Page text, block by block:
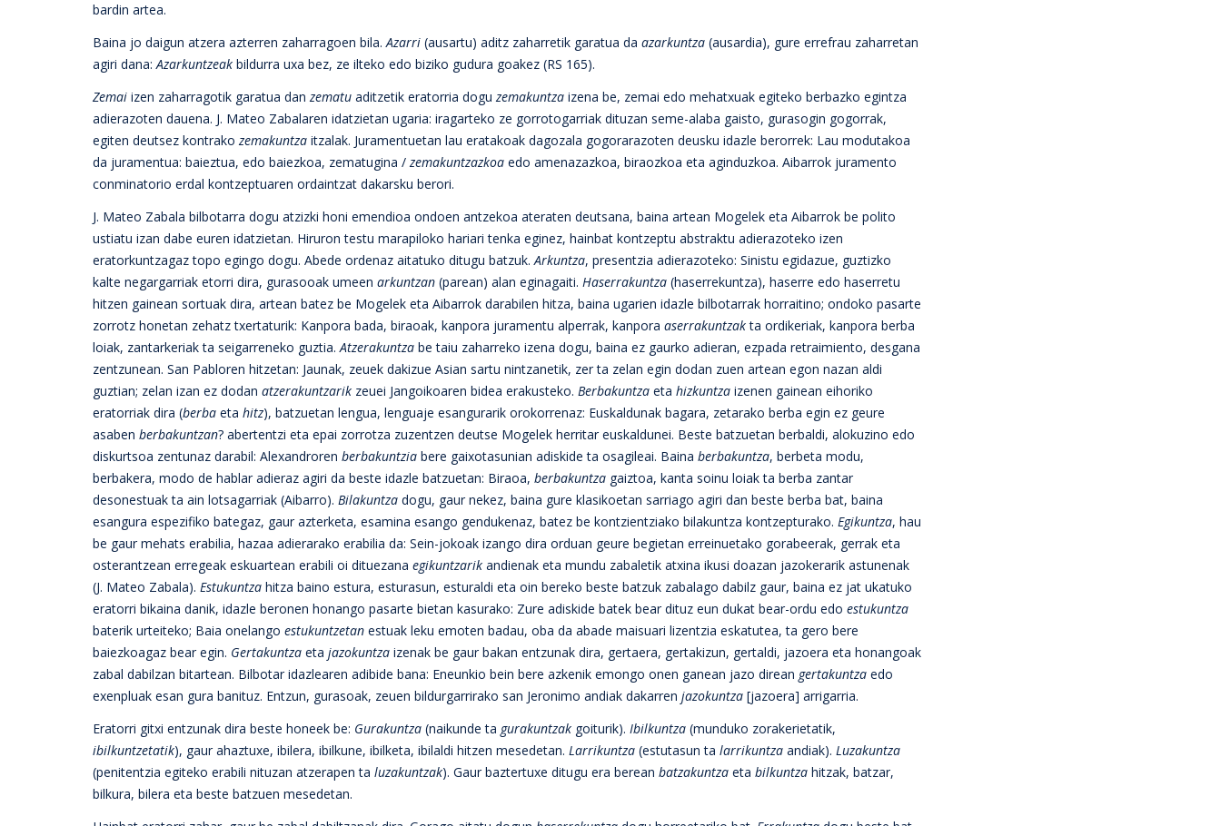
bardin artea.
Baina jo daigun atzera azterren zaharragoen bila.Azarri (ausartu) aditz zaharretik garatua da azarkuntza (ausardia), gure errefrau zaharretan
agiri dana:Azarkuntzeak bildurra uxa bez, ze ilteko edo biziko gudura goakez (RS 165).
Zemai izen zaharragotik garatua danzematu aditzetik eratorria doguzemakuntza izena be, zemai edo mehatxuak egiteko berbazko egintza
adierazoten dauena. J. Mateo Zabalaren idatzietan ugaria: iragarteko ze gorrotogarriak dituzan seme-alaba gaisto, gurasogin gogorrak,
egiten deutsez kontrakozemakuntza itzalak. Juramentuetan lau eratakoak dagozala gogorarazoten deusku idazle berorrek: Lau modutakoa
da juramentua: baieztua, edo baiezkoa, zematugina /zemakuntzazkoa edo amenazazkoa, biraozkoa eta aginduzkoa. Aibarrok juramento
conminatorio erdal kontzeptuaren ordaintzat dakarsku berori.
J. Mateo Zabala bilbotarra dogu atzizki honi emendioa ondoen antzekoa ateraten deutsana, baina artean Mogelek eta Aibarrok be polito
ustiatu izan dabe euren idatzietan. Hiruron testu marapiloko hariari tenka eginez, hainbat kontzeptu abstraktu adierazoteko izen
eratorkuntzagaz topo egingo dogu. Abede ordenaz aitatuko ditugu batzuk.Arkuntza, presentzia adierazoteko: Sinistu egidazue, guztizko
kalte negargarriak etorri dira, gurasooak umeen arkuntzan (parean) alan eginagaiti. Haserrakuntza (haserrekuntza), haserre edo haserretu
hitzen gainean sortuak dira, artean batez be Mogelek eta Aibarrok darabilen hitza, baina ugarien idazle bilbotarrak horraitino; ondoko pasarte
zorrotz honetan zehatz txertaturik: Kanpora bada, biraoak, kanpora juramentu alperrak, kanpora aserrakuntzakta ordikeriak, kanpora berba
loiak, zantarkeriak ta seigarreneko guztia.Atzerakuntza be taiu zaharreko izena dogu, baina ez gaurko adieran, ezpada retraimiento, desgana
zentzunean. San Pabloren hitzetan: Jaunak, zeuek dakizue Asian sartu nintzanetik, zer ta zelan egin dodan zuen artean egon nazan aldi
guztian; zelan izan ez dodan atzerakuntzarik zeuei Jangoikoaren bidea erakusteko. Berbakuntza eta hizkuntza izenen gainean eihoriko
eratorriak dira (berba eta hitz), batzuetan lengua, lenguaje esangurarik orokorrenaz: Euskaldunak bagara, zetarako berba egin ez geure
asaben berbakuntzan? abertentzi eta epai zorrotza zuzentzen deutse Mogelek herritar euskaldunei. Beste batzuetan berbaldi, alokuzino edo
diskurtsoa zentunaz darabil: Alexandroren berbakuntzia bere gaixotasunian adiskide ta osagileai. Baina berbakuntza, berbeta modu,
berbakera, modo de hablar adieraz agiri da beste idazle batzuetan: Biraoa, berbakuntza gaiztoa, kanta soinu loiak ta berba zantar
desonestuak ta ain lotsagarriak (Aibarro). Bilakuntza dogu, gaur nekez, baina gure klasikoetan sarriago agiri dan beste berba bat, baina
esangura espezifiko bategaz, gaur azterketa, esamina esango gendukenaz, batez be kontzientziako bilakuntza kontzepturako. Egikuntza, hau
be gaur mehats erabilia, hazaa adierarako erabilia da: Sein-jokoak izango dira orduan geure begietan erreinuetako gorabeerak, gerrak eta
osterantzean erregeak eskuartean erabili oi dituezana egikuntzarik andienak eta mundu zabaletik atxina ikusi doazan jazokerarik astunenak
(J. Mateo Zabala). Estukuntza hitza baino estura, esturasun, esturaldi eta oin bereko beste batzuk zabalago dabilz gaur, baina ez jat ukatuko
eratorri bikaina danik, idazle beronen honango pasarte bietan kasurako: Zure adiskide batek bear dituz eun dukat bear-ordu edo estukuntza
baterik urteiteko; Baia onelango estukuntzetan estuak leku emoten badau, oba da abade maisuari lizentzia eskatutea, ta gero bere
baiezkoagaz bear egin. Gertakuntza eta jazokuntza izenak be gaur bakan entzunak dira, gertaera, gertakizun, gertaldi, jazoera eta honangoak
zabal dabilzan bitartean. Bilbotar idazlearen adibide bana: Eneunkio bein bere azkenik emongo onen ganean jazo direan gertakuntza edo
exenpluak esan gura banituz. Entzun, gurasoak, zeuen bildurgarrirako san Jeronimo andiak dakarren jazokuntza [jazoera] arrigarria.
Eratorri gitxi entzunak dira beste honeek be: Gurakuntza (naikunde ta gurakuntzak goiturik). Ibilkuntza (munduko zorakerietatik,
ibilkuntzetatik), gaur ahaztuxe, ibilera, ibilkune, ibilketa, ibilaldi hitzen mesedetan. Larrikuntza (estutasun ta larrikuntza andiak). Luzakuntza
(penitentzia egiteko erabili nituzan atzerapen ta luzakuntzak). Gaur baztertuxe ditugu era berean batzakuntza eta bilkuntza hitzak, batzar,
bilkura, bilera eta beste batzuen mesedetan.